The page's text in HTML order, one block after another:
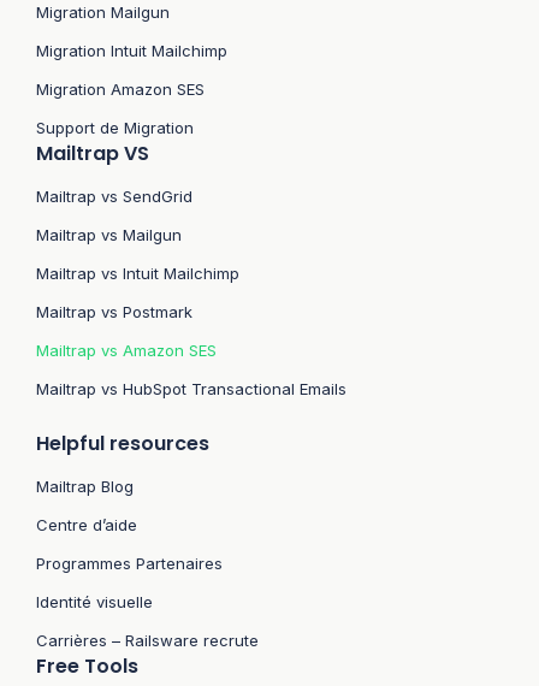
Migration Mailgun
Migration Intuit Mailchimp
Migration Amazon SES
Support de Migration
Mailtrap VS
Mailtrap vs SendGrid
Mailtrap vs Mailgun
Mailtrap vs Intuit Mailchimp
Mailtrap vs Postmark
Mailtrap vs Amazon SES
Mailtrap vs HubSpot Transactional Emails
Helpful resources
Mailtrap Blog
Centre d’aide
Programmes Partenaires
Identité visuelle
Carrières – Railsware recrute
Free Tools